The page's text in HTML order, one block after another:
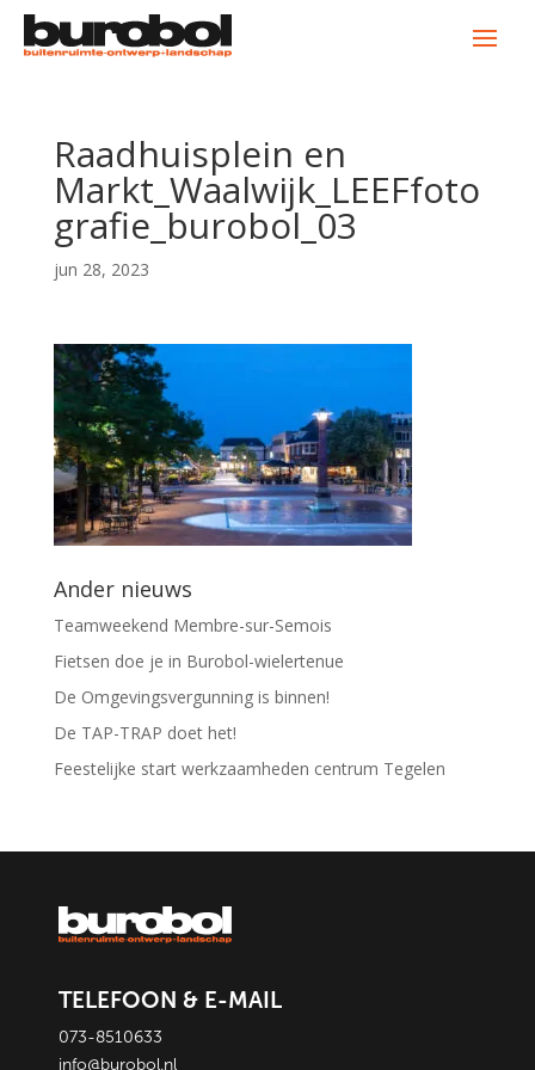
Raadhuisplein en
Markt_Waalwijk_LEEFfoto
grafie_burobol_03
jun 28, 2023
Ander nieuws
Teamweekend Membre-sur-Semois
Fietsen doe je in Burobol-wielertenue
De Omgevingsvergunning is binnen!
De TAP-TRAP doet het!
Feestelijke start werkzaamheden centrum Tegelen
TELEFOON & E-MAIL
073-8510633
info@burobol.nl